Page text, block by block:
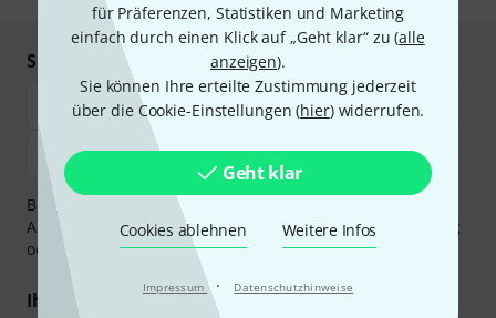
für Präferenzen, Statistiken und Marketing
einfach durch einen Klick auf „Geht klar“ zu (alle
anzeigen).
Sie können Ihre erteilte Zustimmung jederzeit
über die Cookie-Einstellungen (hier) widerrufen.
Geht klar
Cookies ablehnen Weitere Infos
Impressum · Datenschutzhinweise
Sicher einkaufen & bezahlen
Bezahlen Sie vertraulich und sicher per Vorkasse, PayPal,
Amazon Pay,Klarna Sofort bezahlen,Klarna Ratenzahlung
oder Kreditkarte.
Ihre Vorteile